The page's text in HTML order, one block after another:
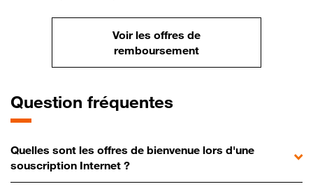
Voir les offres de
remboursement
Question fréquentes
Quelles sont les offres de bienvenue lors d'une
souscription Internet ?